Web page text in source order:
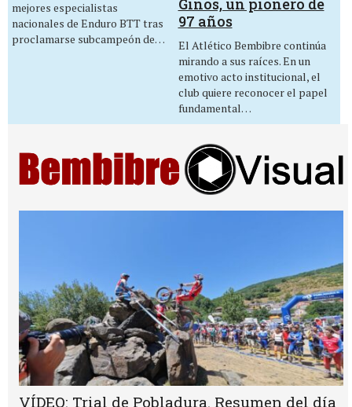
mejores especialistas
nacionales de Enduro BTT tras
proclamarse subcampeón de…
97 años
El Atlético Bembibre continúa
mirando a sus raíces. En un
emotivo acto institucional, el
club quiere reconocer el papel
fundamental…
VÍDEO: Trial de Pobladura. Resumen del día